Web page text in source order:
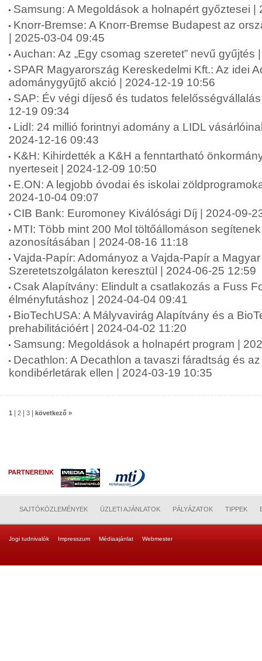
Samsung: A Megoldások a holnapért győztesei |
Knorr-Bremse: A Knorr-Bremse Budapest az
| 2025-03-04 09:45
Auchan: Az „Egy csomag szeretet” nevű gyűjtés
SPAR Magyarország Kereskedelmi Kft.: Az idei
adománygyűjtő akció | 2024-12-19 10:56
SAP: Év végi díjeső és tudatos
12-19 09:34
Lidl: 24 millió forintnyi adomány a LIDL
2024-12-16 09:43
K&H: Kihirdették a K&H a fenntartható
nyerteseit | 2024-12-09 10:50
E.ON: A legjobb óvodai és iskolai
2024-10-04 09:07
CIB Bank: Euromoney Kiválósági Díj | 2024-09-
MTI: Több mint 200 Mol töltőállomáson
azonosításában | 2024-08-16 11:18
Vajda-Papír: Adományoz a Vajda-Papír a
Szeretetszolgálaton keresztül | 2024-06-25 12:59
Csak Alapítvány: Elindult a csatlakozás a Fuss
élményfutáshoz | 2024-04-04 09:41
BioTechUSA: A Mályvavirág Alapítvány és a
prehabilitációért | 2024-04-02 11:20
Samsung: Megoldások a holnapért program |
Decathlon: A Decathlon a tavaszi fáradtság és
kondibérletárak ellen | 2024-03-19 10:35
1 2 3 következő »
PARTNEREINK
SAJTÓKÖZLEMÉNYEK ÜZLETI AJÁNLATOK PÁLYÁZATOK TIPPEK
Jogi tudnivalók Impresszum Médiaajánlat Webmester